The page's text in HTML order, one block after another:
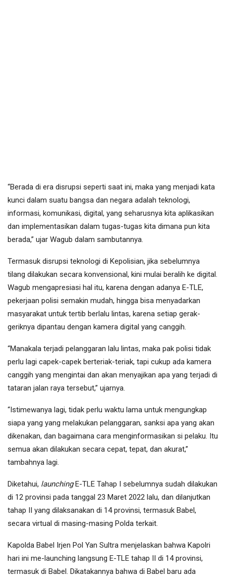
“Berada di era disrupsi seperti saat ini, maka yang menjadi kata
kunci dalam suatu bangsa dan negara adalah teknologi,
informasi, komunikasi, digital, yang seharusnya kita aplikasikan
dan implementasikan dalam tugas-tugas kita dimana pun kita
berada,” ujar Wagub dalam sambutannya.
Termasuk disrupsi teknologi di Kepolisian, jika sebelumnya
tilang dilakukan secara konvensional, kini mulai beralih ke digital.
Wagub mengapresiasi hal itu, karena dengan adanya E-TLE,
pekerjaan polisi semakin mudah, hingga bisa menyadarkan
masyarakat untuk tertib berlalu lintas, karena setiap gerak-
geriknya dipantau dengan kamera digital yang canggih.
“Manakala terjadi pelanggaran lalu lintas, maka pak polisi tidak
perlu lagi capek-capek berteriak-teriak, tapi cukup ada kamera
canggih yang mengintai dan akan menyajikan apa yang terjadi di
tataran jalan raya tersebut,” ujarnya.
“Istimewanya lagi, tidak perlu waktu lama untuk mengungkap
siapa yang yang melakukan pelanggaran, sanksi apa yang akan
dikenakan, dan bagaimana cara menginformasikan si pelaku. Itu
semua akan dilakukan secara cepat, tepat, dan akurat,”
tambahnya lagi.
Diketahui, launchingE-TLE Tahap I sebelumnya sudah dilakukan
di 12 provinsi pada tanggal 23 Maret 2022 lalu, dan dilanjutkan
tahap II yang dilaksanakan di 14 provinsi, termasuk Babel,
secara virtual di masing-masing Polda terkait.
Kapolda Babel Irjen Pol Yan Sultra menjelaskan bahwa Kapolri
hari ini me-launching langsung E-TLE tahap II di 14 provinsi,
termasuk di Babel. Dikatakannya bahwa di Babel baru ada